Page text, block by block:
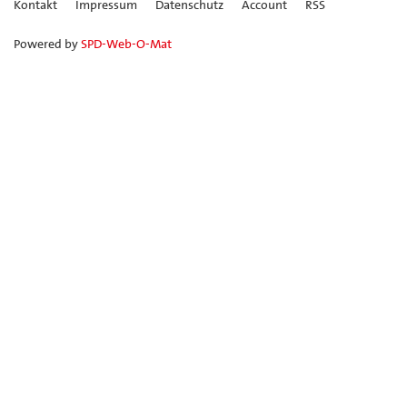
Kontakt Impressum Datenschutz Account RSS
Powered bySPD-Web-O-Mat